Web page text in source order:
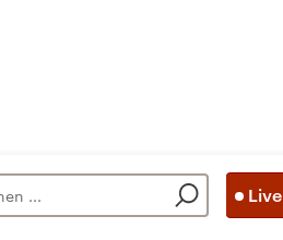
Live